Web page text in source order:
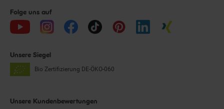
Folge uns auf
Unsere Siegel
Bio Zertifizierung DE-ÖKO-060
Unsere Kundenbewertungen